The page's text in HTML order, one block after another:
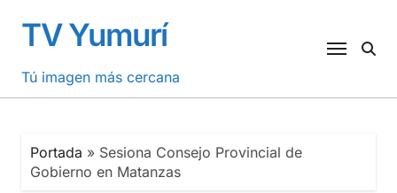
contenido
TV Yumurí
Tú imagen más cercana
Portada » Sesiona Consejo Provincial de
Gobierno en Matanzas